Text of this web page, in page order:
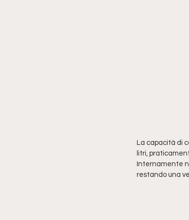
La capacità di
litri,
Internamente
restando una